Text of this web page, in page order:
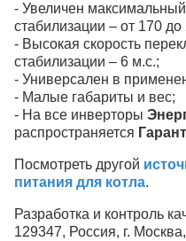
- Увеличен
стабилизации – от 170 до
- Высокая скорость
стабилизации – 6 м.с.;
- Универсален в
- Малые габариты и вес;
- На все инверторы
распространяется
Посмотреть другой
питания для котла.
Разработка и контроль
129347, Россия, г.